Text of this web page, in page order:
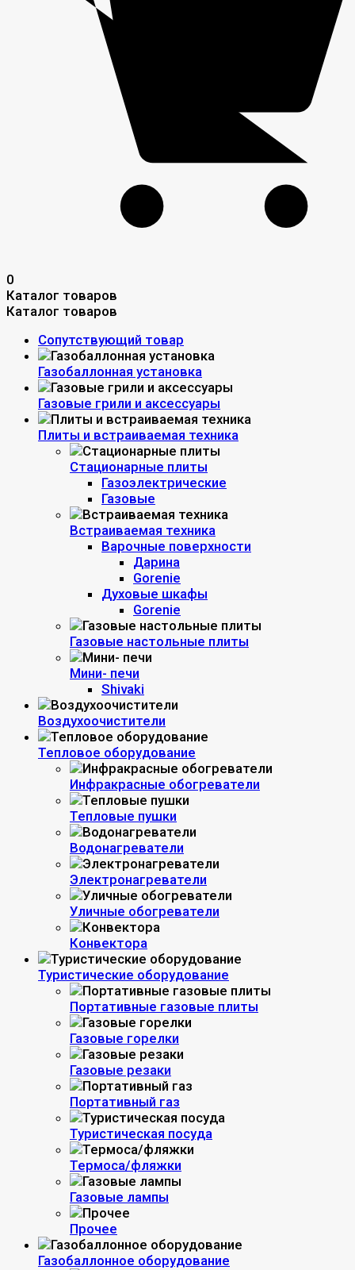
0
Каталог товаров
Каталог товаров
Сопутствующий товар
Газобаллонная установка
Газовые грили и аксессуары
Плиты и встраиваемая техника
Стационарные плиты
Газоэлектрические
Газовые
Встраиваемая техника
Варочные поверхности
Дарина
Gorenie
Духовые шкафы
Gorenie
Газовые настольные плиты
Мини- печи
Shivaki
Воздухоочистители
Тепловое оборудование
Инфракрасные обогреватели
Тепловые пушки
Водонагреватели
Электронагреватели
Уличные обогреватели
Конвектора
Туристические оборудование
Портативные газовые плиты
Газовые горелки
Газовые резаки
Портативный газ
Туристическая посуда
Термоса/фляжки
Газовые лампы
Прочее
Газобаллонное оборудование